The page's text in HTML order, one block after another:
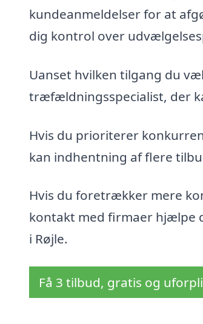
kundeanmeldelser for at
dig kontrol over
Uanset hvilken tilgang du
træfældningsspecialist, der
Hvis du prioriterer
kan indhentning af flere
Hvis du foretrækker mere
kontakt med firmaer hjælpe
i Røjle.
Få 3 tilbud, gratis og